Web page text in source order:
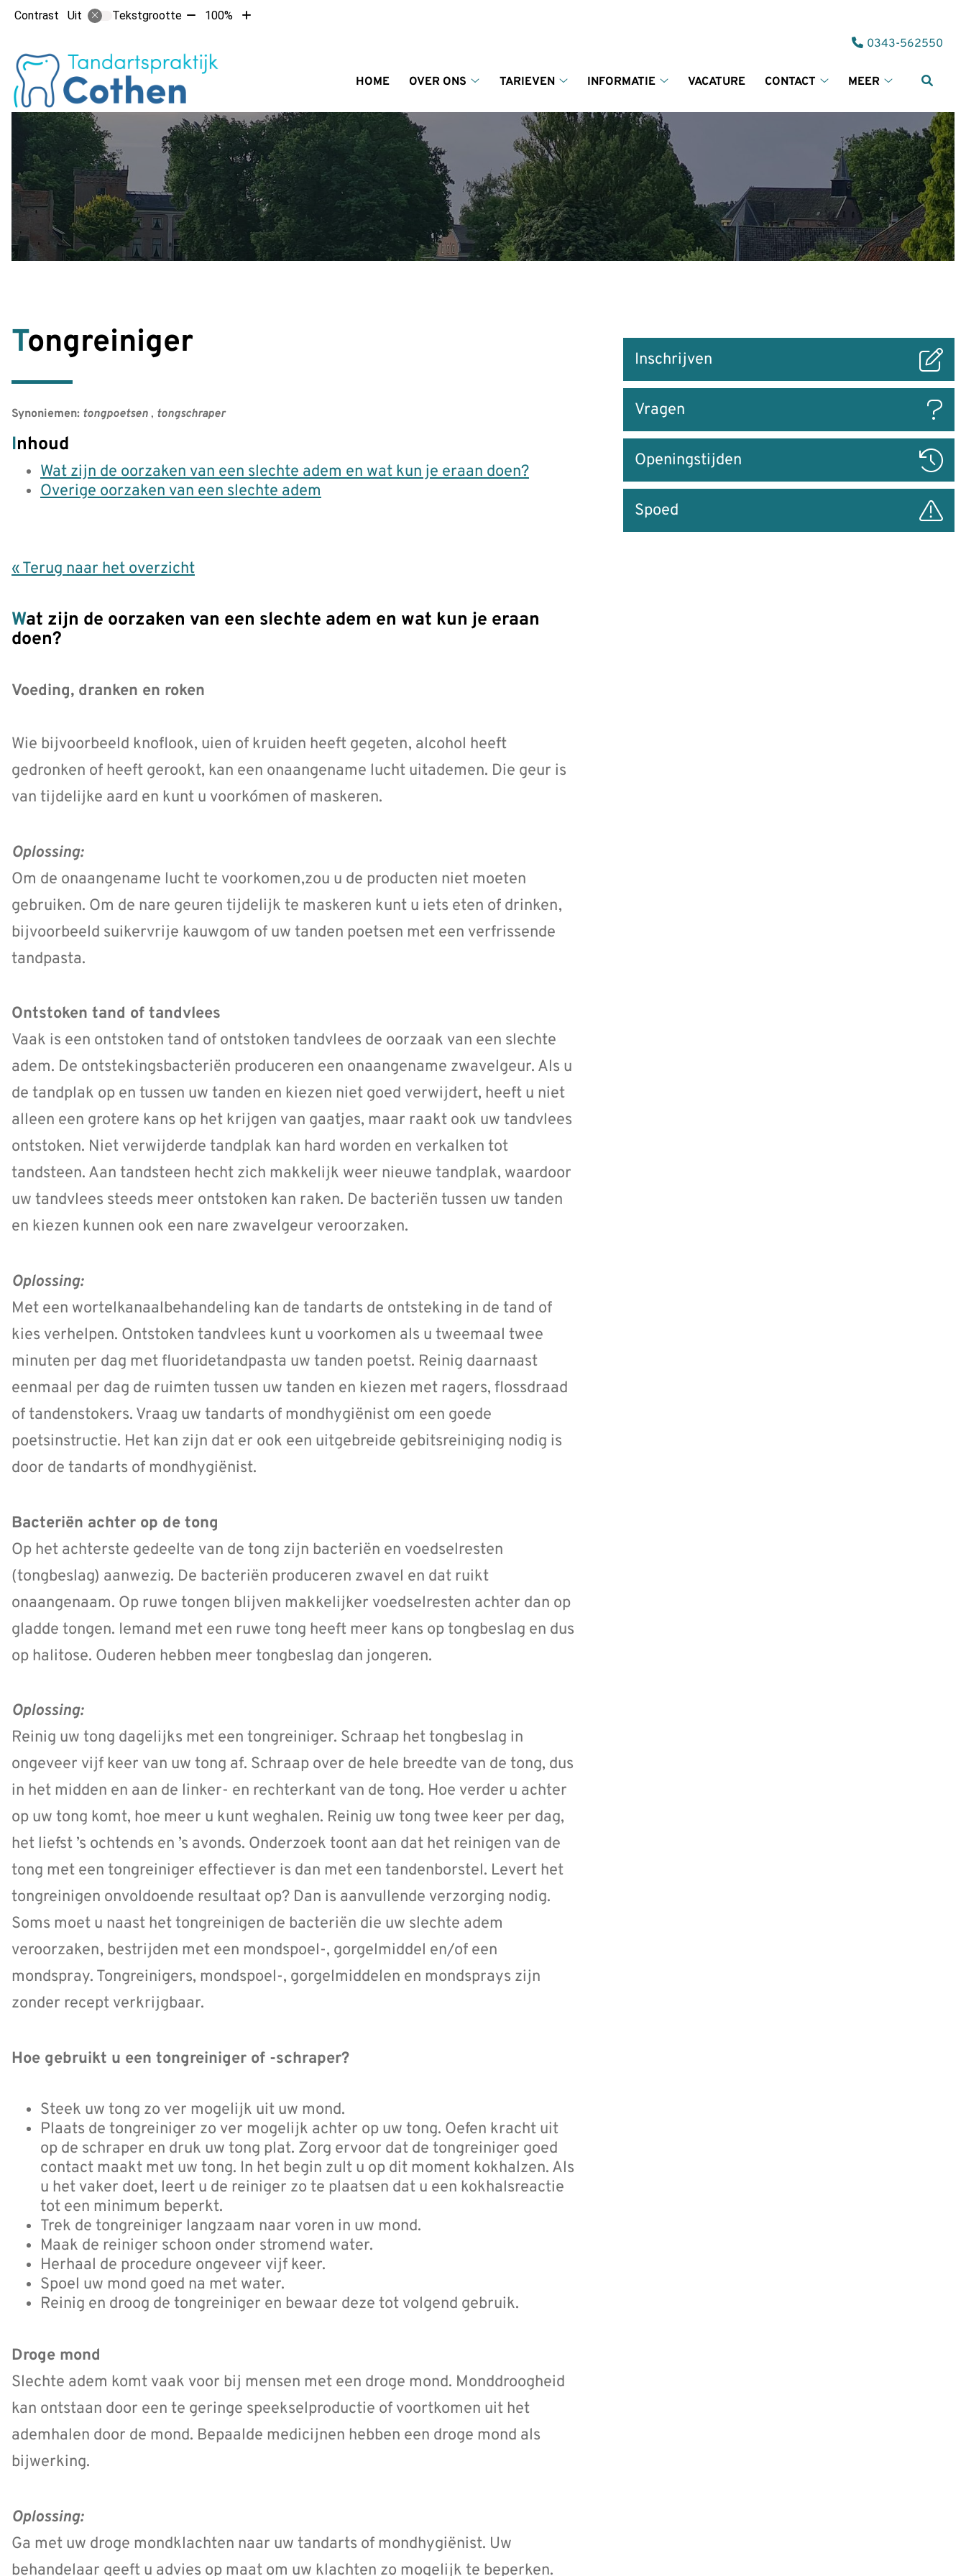
Contrast Uit Tekstgrootte Tekst
10%
100%
Tekst
HOME
OVER ONS
ons
submenu
TARIEVEN
submenu
INFORMATIE
submenu
VACATURE
CONTACT
submenu
MEER
submenu
Tel:
0343-562550
Tongreiniger
Synoniemen: tongpoetsen , tongschraper
Inhoud
Wat zijn de oorzaken van een slechte adem en wat kun je eraan doen?
Overige oorzaken van een slechte adem
« Terug naar het overzicht
Wat zijn de oorzaken van een slechte adem en wat kun je eraan
doen?
Voeding, dranken en roken
Wie bijvoorbeeld knoflook, uien of kruiden heeft gegeten, alcohol heeft
gedronken of heeft gerookt, kan een onaangename lucht uitademen. Die geur is
van tijdelijke aard en kunt u voorkómen of maskeren.
Oplossing:
Om de onaangename lucht te voorkomen,zou u de producten niet moeten
gebruiken. Om de nare geuren tijdelijk te maskeren kunt u iets eten of drinken,
bijvoorbeeld suikervrije kauwgom of uw tanden poetsen met een verfrissende
tandpasta.
Ontstoken tand of tandvlees
Vaak is een ontstoken tand of ontstoken tandvlees de oorzaak van een slechte
adem. De ontstekingsbacteriën produceren een onaangename zwavelgeur. Als u
de tandplak op en tussen uw tanden en kiezen niet goed verwijdert, heeft u niet
alleen een grotere kans op het krijgen van gaatjes, maar raakt ook uw tandvlees
ontstoken. Niet verwijderde tandplak kan hard worden en verkalken tot
tandsteen. Aan tandsteen hecht zich makkelijk weer nieuwe tandplak, waardoor
uw tandvlees steeds meer ontstoken kan raken. De bacteriën tussen uw tanden
en kiezen kunnen ook een nare zwavelgeur veroorzaken.
Oplossing:
Met een wortelkanaalbehandeling kan de tandarts de ontsteking in de tand of
kies verhelpen. Ontstoken tandvlees kunt u voorkomen als u tweemaal twee
minuten per dag met fluoridetandpasta uw tanden poetst. Reinig daarnaast
eenmaal per dag de ruimten tussen uw tanden en kiezen met ragers, flossdraad
of tandenstokers. Vraag uw tandarts of mondhygiënist om een goede
poetsinstructie. Het kan zijn dat er ook een uitgebreide gebitsreiniging nodig is
door de tandarts of mondhygiënist.
Bacteriën achter op de tong
Op het achterste gedeelte van de tong zijn bacteriën en voedselresten
(tongbeslag) aanwezig. De bacteriën produceren zwavel en dat ruikt
onaangenaam. Op ruwe tongen blijven makkelijker voedselresten achter dan op
gladde tongen. Iemand met een ruwe tong heeft meer kans op tongbeslag en dus
op halitose. Ouderen hebben meer tongbeslag dan jongeren.
Oplossing:
Reinig uw tong dagelijks met een tongreiniger. Schraap het tongbeslag in
ongeveer vijf keer van uw tong af. Schraap over de hele breedte van de tong, dus
in het midden en aan de linker- en rechterkant van de tong. Hoe verder u achter
op uw tong komt, hoe meer u kunt weghalen. Reinig uw tong twee keer per dag,
het liefst ’s ochtends en ’s avonds. Onderzoek toont aan dat het reinigen van de
tong met een tongreiniger effectiever is dan met een tandenborstel. Levert het
tongreinigen onvoldoende resultaat op? Dan is aanvullende verzorging nodig.
Soms moet u naast het tongreinigen de bacteriën die uw slechte adem
veroorzaken, bestrijden met een mondspoel-, gorgelmiddel en/of een
mondspray. Tongreinigers, mondspoel-, gorgelmiddelen en mondsprays zijn
zonder recept verkrijgbaar.
Hoe gebruikt u een tongreiniger of -schraper?
Steek uw tong zo ver mogelijk uit uw mond.
Plaats de tongreiniger zo ver mogelijk achter op uw tong. Oefen kracht uit
op de schraper en druk uw tong plat. Zorg ervoor dat de tongreiniger goed
contact maakt met uw tong. In het begin zult u op dit moment kokhalzen. Als
u het vaker doet, leert u de reiniger zo te plaatsen dat u een kokhalsreactie
tot een minimum beperkt.
Trek de tongreiniger langzaam naar voren in uw mond.
Maak de reiniger schoon onder stromend water.
Herhaal de procedure ongeveer vijf keer.
Spoel uw mond goed na met water.
Reinig en droog de tongreiniger en bewaar deze tot volgend gebruik.
Droge mond
Slechte adem komt vaak voor bij mensen met een droge mond. Monddroogheid
kan ontstaan door een te geringe speekselproductie of voortkomen uit het
ademhalen door de mond. Bepaalde medicijnen hebben een droge mond als
bijwerking.
Oplossing:
Ga met uw droge mondklachten naar uw tandarts of mondhygiënist. Uw
behandelaar geeft u advies op maat om uw klachten zo mogelijk te beperken.
naar
Inschrijven
Vragen
Openingstijden
Spoed